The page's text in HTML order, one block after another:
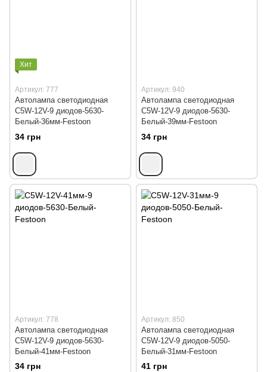
Хит
Артикул: 777
Автолампа светодиодная
C5W-12V-9 диодов-5630-
Белый-36мм-Festoon
34 грн
Артикул: 940
Автолампа светодиодная
C5W-12V-9 диодов-5630-
Белый-39мм-Festoon
34 грн
Артикул: 778
Автолампа светодиодная
C5W-12V-9 диодов-5630-
Белый-41мм-Festoon
34 грн
Артикул: 850
Автолампа светодиодная
C5W-12V-9 диодов-5050-
Белый-31мм-Festoon
41 грн